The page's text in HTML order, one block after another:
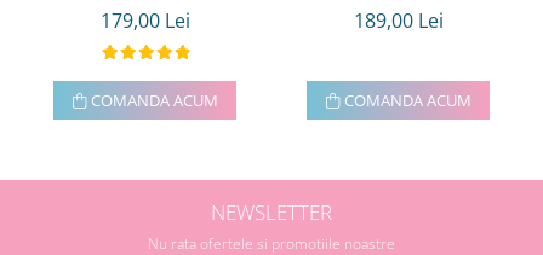
179,00 Lei
COMANDA ACUM
189,00 Lei
COMANDA ACUM
NEWSLETTER
Nu rata ofertele si promotiile noastre